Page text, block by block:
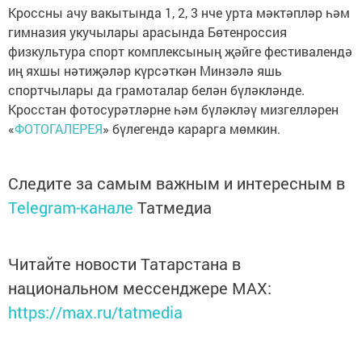
Кроссны ачу вакытында 1, 2, 3 нче урта мәктәпләр һәм
гимназия укучылары арасында Бөтенроссия
физкультура спорт комплексының җәйге фестивалендә
иң яхшы нәтиҗәләр күрсәткән Минзәлә яшь
спортчылары да грамоталар белән бүләкләнде.
Кросстан фотосурәтләрне һәм бүләкләү мизгелләрен
«ФОТОГАЛЕРЕЯ» бүлегендә карарга мөмкин.
Следите за самым важным и интересным в
Telegram-канале Татмедиа
Читайте новости Татарстана в
национальном мессенджере MАХ:
https://max.ru/tatmedia